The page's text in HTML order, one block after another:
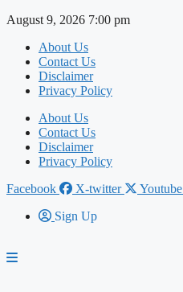
Skip
content
August 9, 2026 7:00 pm
About Us
Contact Us
Disclaimer
Privacy Policy
About Us
Contact Us
Disclaimer
Privacy Policy
Facebook
X-twitter Youtube
Sign Up